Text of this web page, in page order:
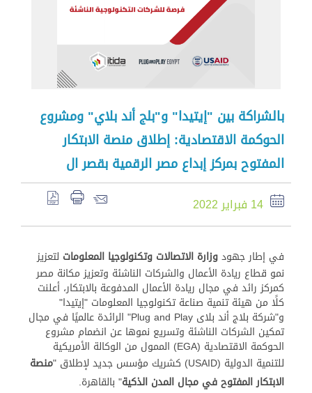
بالشراكة بين "إيتيدا" و"بلج أند بلاي" ومشروع
الحوكمة الاقتصادية: إطلاق منصة الابتكار
المفتوح بمركز إبداع مصر الرقمية بقصر ال
14 فبراير 2022
في إطار جهودوزارة الاتصالات وتكنولوجيا المعلومات لتعزيز
نمو قطاع ريادة الأعمال والشركات الناشئة وتعزيز مكانة مصر
كمركز رائد في مجال ريادة الأعمال المدفوعة بالابتكار، أعلنت
كلًا من هيئة تنمية صناعة تكنولوجيا المعلومات "إيتيدا"
و"شركة بلاج أند بلاى Plug and Play" الرائدة عالميًا في مجال
تمكين الشركات الناشئة وتسريع نموها عن انضمام مشروع
الحوكمة الاقتصادية (EGA) الممول من الوكالة الأمريكية
للتنمية الدولية (USAID) كشريك مؤسس جديد لإطلاق "
منصة
الابتكار المفتوح في مجال المدن الذكية" بالقاهرة.